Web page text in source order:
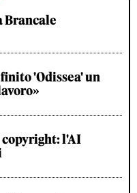
Brancale
'Odissea' un
copyright: l'AI